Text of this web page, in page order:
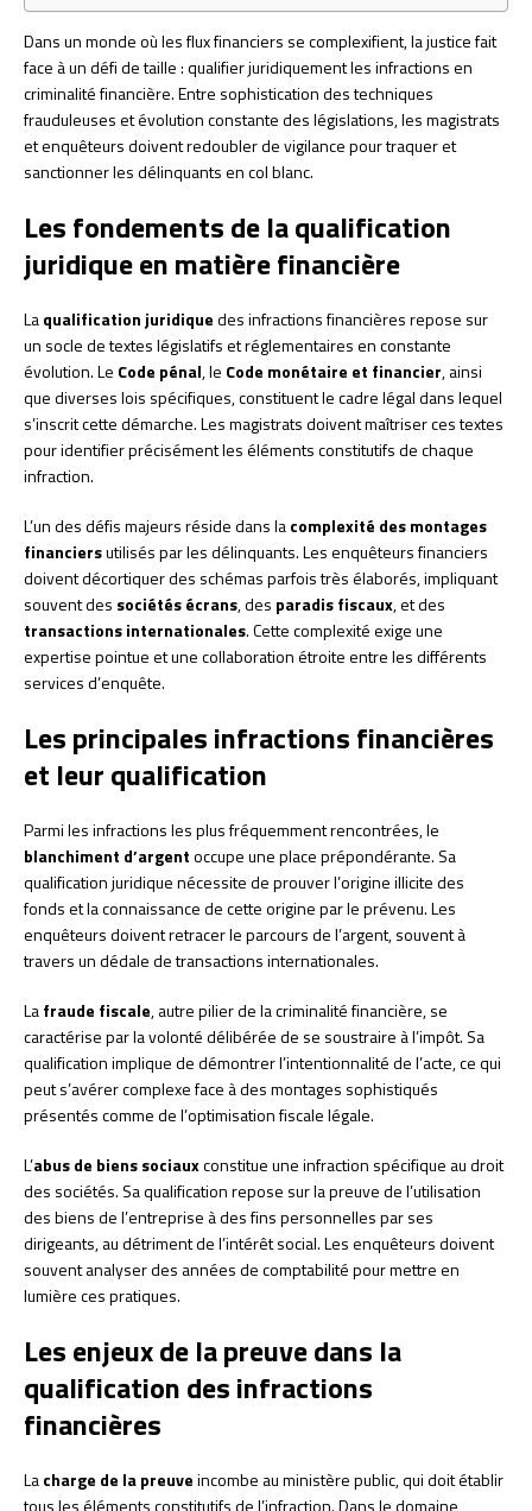
Dans un monde où les flux financiers se complexifient, la justice fait
face à un défi de taille : qualifier juridiquement les infractions en
criminalité financière. Entre sophistication des techniques
frauduleuses et évolution constante des législations, les magistrats
et enquêteurs doivent redoubler de vigilance pour traquer et
sanctionner les délinquants en col blanc.
Les fondements de la qualification
juridique en matière financière
Laqualification juridiquedes infractions financières repose sur
un socle de textes législatifs et réglementaires en constante
évolution. Le Code pénal, le Code monétaire et financier, ainsi
que diverses lois spécifiques, constituent le cadre légal dans lequel
s’inscrit cette démarche. Les magistrats doivent maîtriser ces textes
pour identifier précisément les éléments constitutifs de chaque
infraction.
L’un des défis majeurs réside dans lacomplexité des montages
financiersutilisés par les délinquants. Les enquêteurs financiers
doivent décortiquer des schémas parfois très élaborés, impliquant
souvent des sociétés écrans, des paradis fiscaux, et des
transactions internationales. Cette complexité exige une
expertise pointue et une collaboration étroite entre les différents
services d’enquête.
Les principales infractions financières
et leur qualification
Parmi les infractions les plus fréquemment rencontrées, le
blanchiment d’argentoccupe une place prépondérante. Sa
qualification juridique nécessite de prouver l’origine illicite des
fonds et la connaissance de cette origine par le prévenu. Les
enquêteurs doivent retracer le parcours de l’argent, souvent à
travers un dédale de transactions internationales.
Lafraude fiscale, autre pilier de la criminalité financière, se
caractérise par la volonté délibérée de se soustraire à l’impôt. Sa
qualification implique de démontrer l’intentionnalité de l’acte, ce qui
peut s’avérer complexe face à des montages sophistiqués
présentés comme de l’optimisation fiscale légale.
L’abus de biens sociauxconstitue une infraction spécifique au droit
des sociétés. Sa qualification repose sur la preuve de l’utilisation
des biens de l’entreprise à des fins personnelles par ses
dirigeants, au détriment de l’intérêt social. Les enquêteurs doivent
souvent analyser des années de comptabilité pour mettre en
lumière ces pratiques.
Les enjeux de la preuve dans la
qualification des infractions
financières
Lacharge de la preuveincombe au ministère public, qui doit établir